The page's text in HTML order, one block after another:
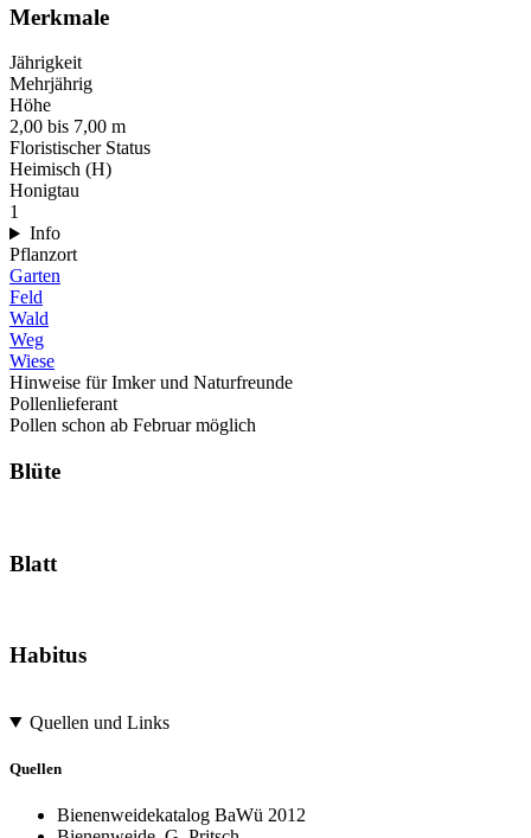
Merkmale
Jährigkeit
Mehrjährig
Höhe
2,00 bis 7,00 m
Floristischer Status
Heimisch (H)
Honigtau
1
Info
Pflanzort
Garten
Feld
Wald
Weg
Wiese
Hinweise für Imker und Naturfreunde
Pollenlieferant
Pollen schon ab Februar möglich
Blüte
Blatt
Habitus
Quellen und Links
Quellen
Bienenweidekatalog BaWü 2012